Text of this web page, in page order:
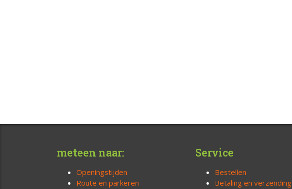
meteen naar:
Openingstijden
Route en parkeren
Service
Bestellen
Betaling en verzending